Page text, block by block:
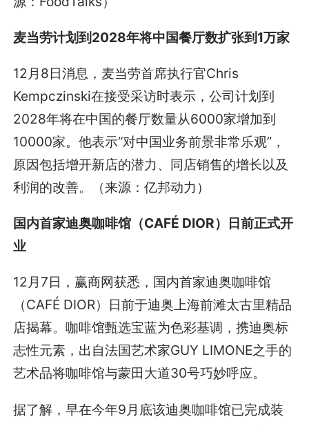
麦当劳计划到2028年将中国餐厅数扩张到1万家
12月8日消息，麦当劳首席执行官Chris
Kempczinski在接受采访时表示，公司计划到
2028年将在中国的餐厅数量从6000家增加到
10000家。他表示“对中国业务前景非常乐观”，
原因包括增开新店的潜力、同店销售的增长以及
利润的改善。（来源：亿邦动力）
国内首家迪奥咖啡馆（CAFÉ DIOR）日前正式开
业
12月7日，赢商网获悉，国内首家迪奥咖啡馆
（CAFÉ DIOR）日前于迪奥上海前滩太古里精品
店揭幕。咖啡馆甄选宝蓝为色彩基调，携迪奥标
志性元素，出自法国艺术家GUY LIMONE之手的
艺术品将咖啡馆与蒙田大道30号巧妙呼应。
据了解，早在今年9月底该迪奥咖啡馆已完成装